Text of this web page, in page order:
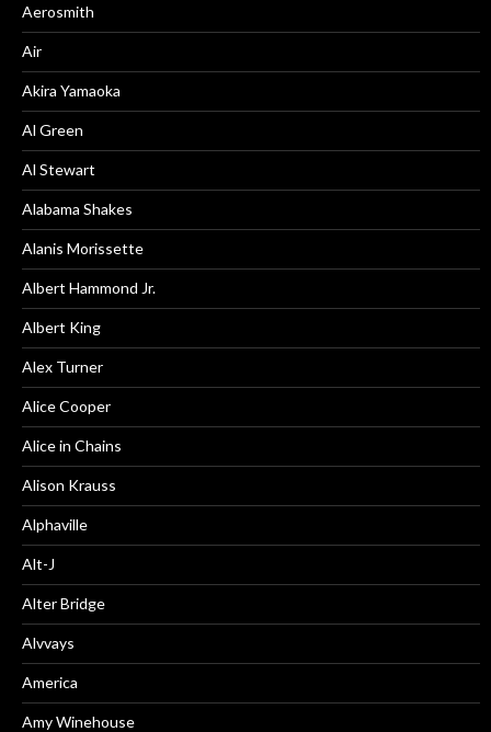
Aerosmith
Air
Akira Yamaoka
Al Green
Al Stewart
Alabama Shakes
Alanis Morissette
Albert Hammond Jr.
Albert King
Alex Turner
Alice Cooper
Alice in Chains
Alison Krauss
Alphaville
Alt-J
Alter Bridge
Alvvays
America
Amy Winehouse